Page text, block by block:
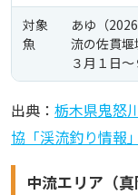
対象
魚
あゆ（
流の佐貫
３月１日〜
出典： 栃木県鬼怒
協「渓流釣り情報」
中流エリア（